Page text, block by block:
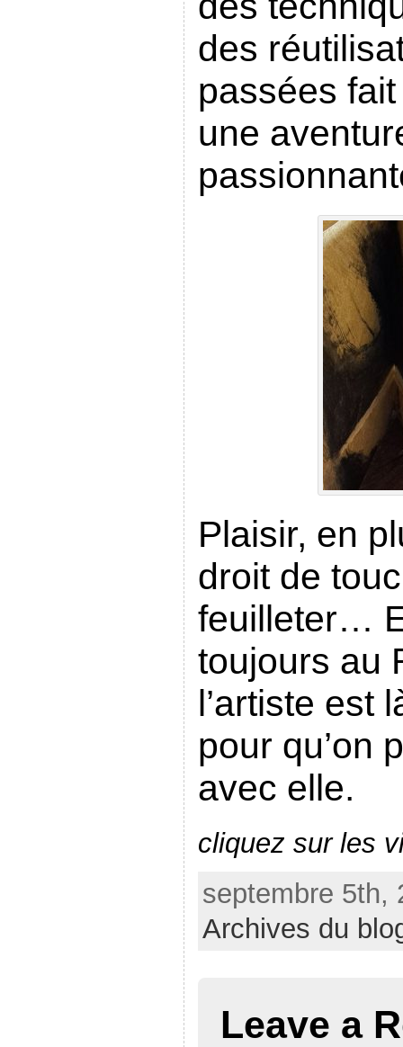
des
passées
une
Plaisir, en
droit de
feuilleter…
toujours au
l’artiste est
pour qu’on
avec elle.
cliquez sur les
septembre 5th,
Archives du
Leave a